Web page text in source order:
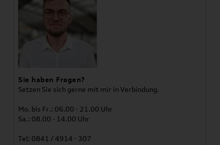
Sie haben Fragen?
Setzen Sie sich gerne mit mir in Verbindung.
Mo. bis Fr.: 06.00 - 21.00 Uhr
Sa.: 08.00 - 14.00 Uhr
Tel: 0841 / 4914 - 307